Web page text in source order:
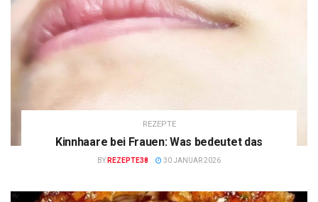
REZEPTE
Kinnhaare bei Frauen: Was bedeutet das
BY REZEPTE38 30 JANUAR 2026